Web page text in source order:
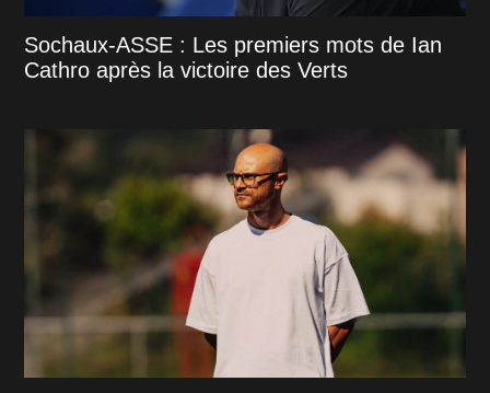
Sochaux-ASSE : Les premiers mots de Ian
Cathro après la victoire des Verts